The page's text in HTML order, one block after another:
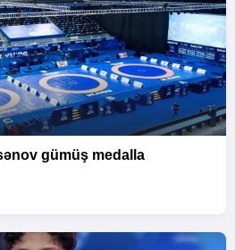
gümüş medalla